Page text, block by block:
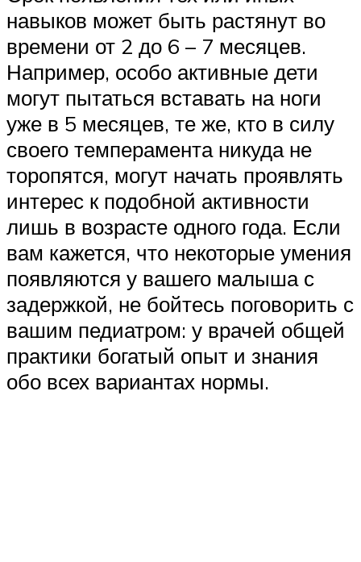
навыков может быть растянут во
времени от 2 до 6 – 7 месяцев.
Например, особо активные дети
могут пытаться вставать на ноги
уже в 5 месяцев, те же, кто в силу
своего темперамента никуда не
торопятся, могут начать проявлять
интерес к подобной активности
лишь в возрасте одного года. Если
вам кажется, что некоторые умения
появляются у вашего малыша с
задержкой, не бойтесь поговорить с
вашим педиатром: у врачей общей
практики богатый опыт и знания
обо всех вариантах нормы.